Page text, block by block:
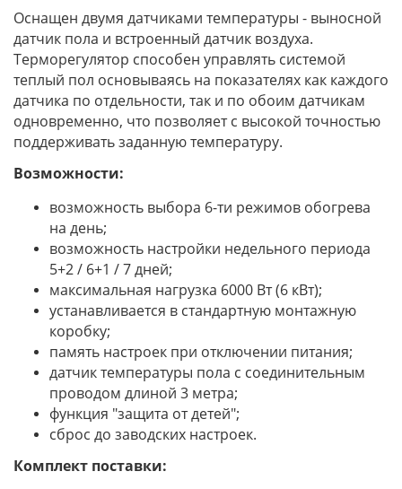
Оснащен двумя датчиками температуры - выносной
датчик пола и встроенный датчик воздуха.
Терморегулятор способен управлять системой
теплый пол основываясь на показателях как каждого
датчика по отдельности, так и по обоим датчикам
одновременно, что позволяет с высокой точностью
поддерживать заданную температуру.
Возможности:
возможность выбора 6-ти режимов обогрева
на день;
возможность настройки недельного периода
5+2 / 6+1 / 7 дней;
максимальная нагрузка 6000 Вт (6 кВт);
устанавливается в стандартную монтажную
коробку;
память настроек при отключении питания;
датчик температуры пола с соединительным
проводом длиной 3 метра;
функция "защита от детей";
сброс до заводских настроек.
Комплект поставки: